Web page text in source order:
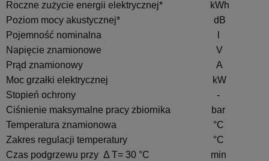
Roczne zużycie energii elektrycznej*
kWh
Poziom mocy akustycznej*
dB
Pojemność nominalna
Napięcie znamionowe
V
Prąd znamionowy
A
Moc grzałki elektrycznej
kW
Stopień ochrony
-
Ciśnienie maksymalne pracy zbiornika
bar
Temperatura znamionowa
°C
Zakres regulacji temperatury
°C
Czas podgrzewu przy Δ T= 30 °C
min